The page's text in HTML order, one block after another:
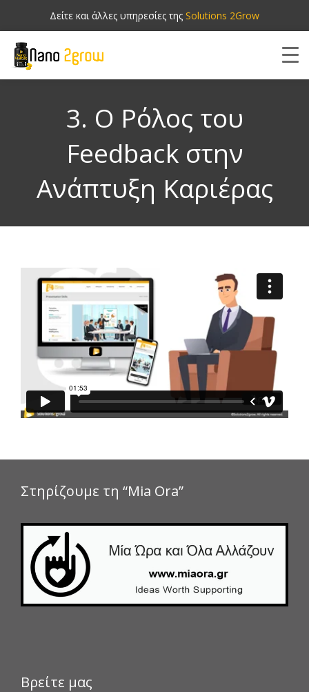
Δείτε και άλλες υπηρεσίες της Solutions 2Grow
3. Ο Ρόλος του
Feedback στην
Ανάπτυξη Καριέρας
Στηρίζουμε τη “Mia Ora”
Βρείτε μας